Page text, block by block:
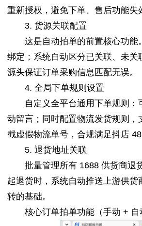
重新授权，避免下单、售后功能失
3. 货源关联配置
这是自动拍单的前置核心功能
绑定；系统自动区分已关联、未
源头保证订单采购信息匹配无误。
4. 全局下单规则设置
自定义全平台通用下单规则：
动留言；同时配置物流发货规则，
截虚假物流单号，合规满足抖店
5. 退货地址关联
批量管理所有 1688 供货商退货
起退货时，系统自动推送上游供
转的基础。
核心订单拍单功能（手动 + 自